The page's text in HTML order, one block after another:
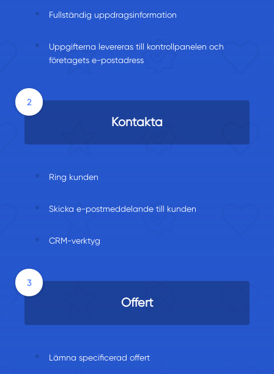
Fullständig uppdragsinformation
Uppgifterna levereras till kontrollpanelen och
företagets e-postadress
Kontakta
Ring kunden
Skicka e-postmeddelande till kunden
CRM-verktyg
Offert
Lämna specificerad offert